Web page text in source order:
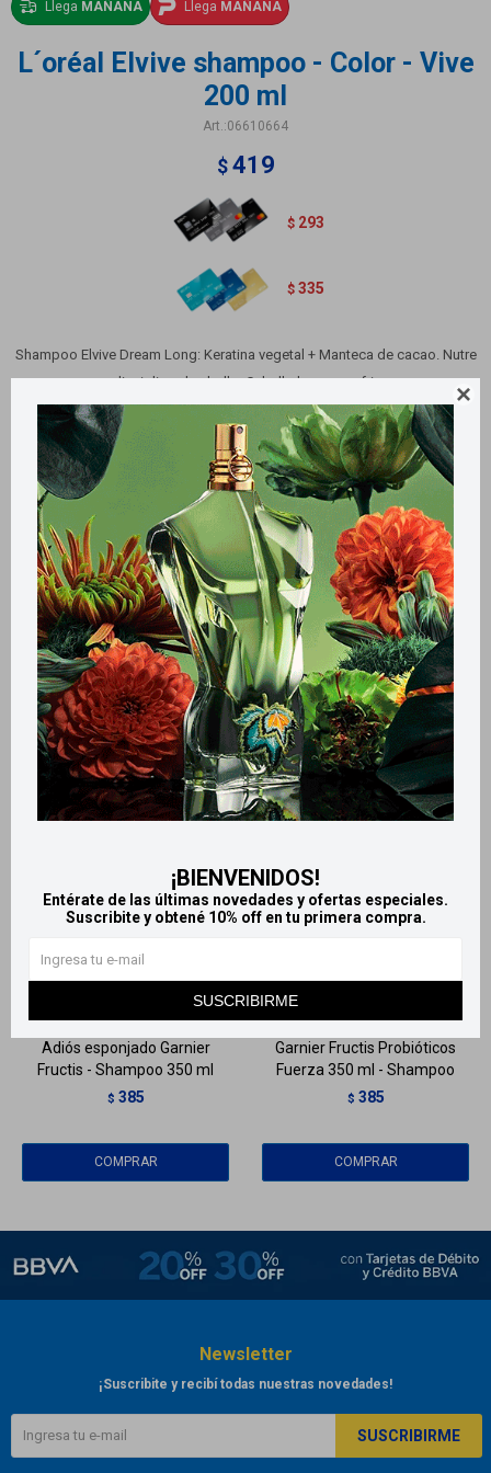

¡BIENVENIDOS!
Entérate de las últimas novedades y ofertas especiales.
Suscribite y obtené 10% off en tu primera compra.
SUSCRIBIRME
Llega MAÑANA Llega MAÑANA
L´oréal Elvive shampoo - Color - Vive
200 ml
06610664
$ 419
$ 293
$ 335
Shampoo Elvive Dream Long: Keratina vegetal + Manteca de cacao. Nutre
y disciplina el cabello. Cabello largo con frizz
Shampoo Elvive Color-Vive: Nutrición y protección, color prolongado.
Cabello teñido
Métodos y costos de envío
Retiros gratuitos en tiendas
Productos que te pueden interesar
LlegaMAÑANA
Adiós esponjado Garnier
Fructis - Shampoo 350 ml
$ 385
Garnier Fructis Probióticos
Fuerza 350 ml - Shampoo
$ 385
Newsletter
¡Suscribite y recibí todas nuestras novedades!
SUSCRIBIRME